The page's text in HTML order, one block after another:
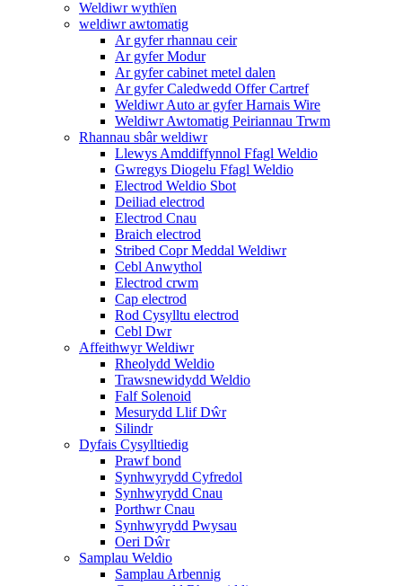
Weldiwr wythïen
weldiwr awtomatig
Ar gyfer rhannau ceir
Ar gyfer Modur
Ar gyfer cabinet metel dalen
Ar gyfer Caledwedd Offer Cartref
Weldiwr Auto ar gyfer Harnais Wire
Weldiwr Awtomatig Peiriannau Trwm
Rhannau sbâr weldiwr
Llewys Amddiffynnol Ffagl Weldio
Gwregys Diogelu Ffagl Weldio
Electrod Weldio Sbot
Deiliad electrod
Electrod Cnau
Braich electrod
Stribed Copr Meddal Weldiwr
Cebl Anwythol
Electrod crwm
Cap electrod
Rod Cysylltu electrod
Cebl Dwr
Affeithwyr Weldiwr
Rheolydd Weldio
Trawsnewidydd Weldio
Falf Solenoid
Mesurydd Llif Dŵr
Silindr
Dyfais Cysylltiedig
Prawf bond
Synhwyrydd Cyfredol
Synhwyrydd Cnau
Porthwr Cnau
Synhwyrydd Pwysau
Oeri Dŵr
Samplau Weldio
Samplau Arbennig